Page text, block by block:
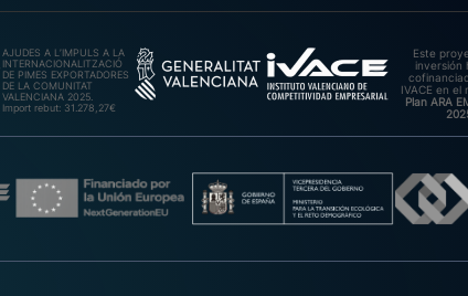
AJUDES A L’IMPULS A LA
INTERNACIONALITZACIÓ
DE PIMES EXPORTADORES
DE LA COMUNITAT
VALENCIANA 2025.
Import rebut: 31.278,27€
Este
inversión
IVACE en el
Plan ARA